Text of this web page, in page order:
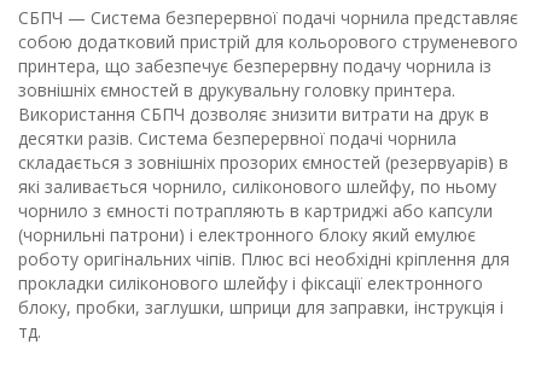
СБПЧ — Система безперервної подачі чорнила представляє
собою додатковий пристрій для кольорового струменевого
принтера, що забезпечує безперервну подачу чорнила із
зовнішніх ємностей в друкувальну головку принтера.
Використання СБПЧ дозволяє знизити витрати на друк в
десятки разів. Система безперервної подачі чорнила
складається з зовнішніх прозорих ємностей (резервуарів) в
які заливається чорнило, силіконового шлейфу, по ньому
чорнило з ємності потрапляють в картриджі або капсули
(чорнильні патрони) і електронного блоку який емулює
роботу оригінальних чіпів. Плюс всі необхідні кріплення для
прокладки силіконового шлейфу і фіксації електронного
блоку, пробки, заглушки, шприци для заправки, інструкція і
тд.